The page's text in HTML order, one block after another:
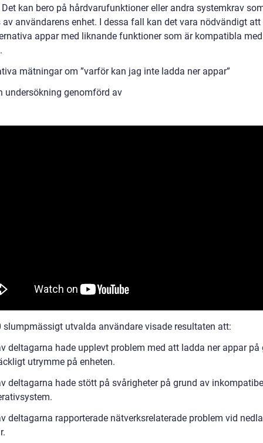
Det kan bero på hårdvarufunktioner eller andra systemkrav
användarens enhet. I dessa fall kan det vara nödvändigt att
appar med liknande funktioner som är kompatibla med
mätningar om ”varför kan jag inte ladda ner appar”
undersökning genomförd av
slumpmässigt utvalda användare visade resultaten att:
deltagarna hade upplevt problem med att ladda ner appar på
utrymme på enheten.
deltagarna hade stött på svårigheter på grund av
deltagarna rapporterade nätverksrelaterade problem vid